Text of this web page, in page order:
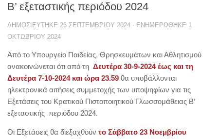
Β’ εξεταστικής περιόδου 2024
ΔΗΜΟΣΙΕΎΤΗΚΕ 26 ΣΕΠΤΕΜΒΡΊΟΥ 2024 · ΕΝΗΜΕΡΏΘΗΚΕ 1
ΟΚΤΩΒΡΊΟΥ 2024
Από το Υπουργείο Παιδείας, Θρησκευμάτων και Αθλητισμού
ανακοινώνεται ότι από τη Δευτέρα 30-9-2024 έως και τη
Δευτέρα 7-10-2024 και ώρα 23.59 θα υποβάλλονται
ηλεκτρονικά αιτήσεις συμμετοχής των υποψηφίων για τις
Εξετάσεις του Κρατικού Πιστοποιητικού Γλωσσομάθειας Β’
εξεταστικής περιόδου 2024.
Οι Εξετάσεις θα διεξαχθούν το Σάββατο 23 Νοεμβρίου